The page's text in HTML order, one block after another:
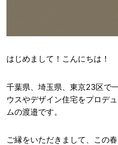
はじめまして！こんにちは！
千葉県、埼玉県、東京23区で
ウスやデザイン住宅をプロデ
ムの渡邉です。
ご縁をいただきまして、この